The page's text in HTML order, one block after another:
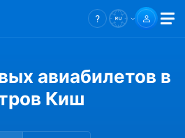
авиабилетов в
Киш